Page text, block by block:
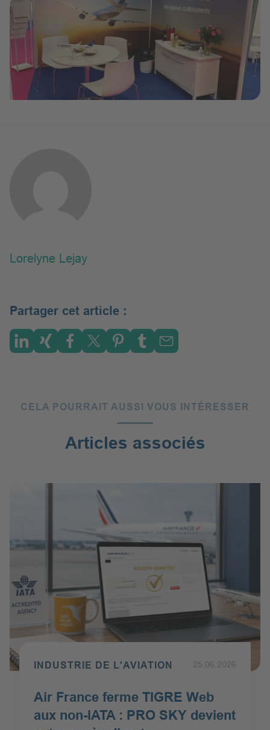
Lorelyne Lejay
Partager cet article :
CELA POURRAIT AUSSI VOUS INTÉRESSER
:
Articles associés
INDUSTRIE DE L'AVIATION
Publié le 25.06.2026 25.06.2026
Air France ferme TIGRE Web
aux non-IATA : PRO SKY devient